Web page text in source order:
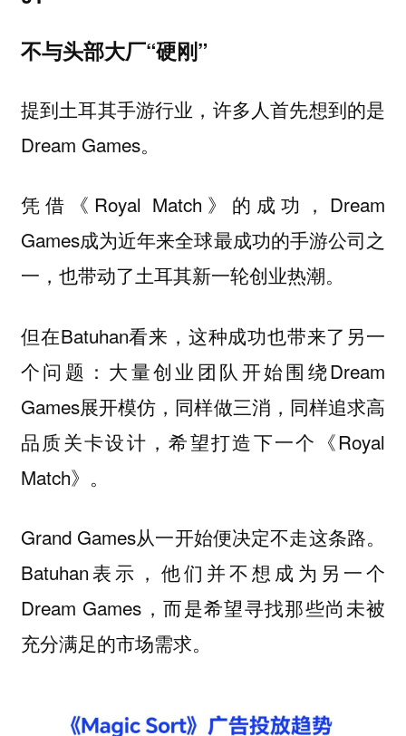
不与头部大厂“硬刚”
提到土耳其手游行业，许多人首先想到的是
Dream Games。
凭借《Royal Match》的成功，Dream
Games成为近年来全球最成功的手游公司之
一，也带动了土耳其新一轮创业热潮。
但在Batuhan看来，这种成功也带来了另一
个问题：大量创业团队开始围绕Dream
Games展开模仿，同样做三消，同样追求高
品质关卡设计，希望打造下一个《Royal
Match》。
Grand Games从一开始便决定不走这条路。
Batuhan表示，他们并不想成为另一个
Dream Games，而是希望寻找那些尚未被
充分满足的市场需求。